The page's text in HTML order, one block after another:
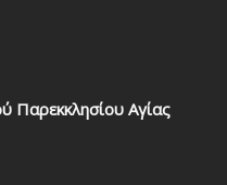
Παρεκκλησίου Αγίας